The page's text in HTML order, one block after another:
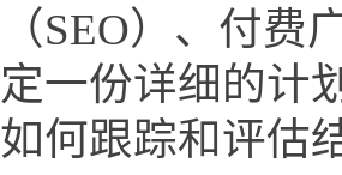
（SEO）、付
定一份详细的计
如何跟踪和评估